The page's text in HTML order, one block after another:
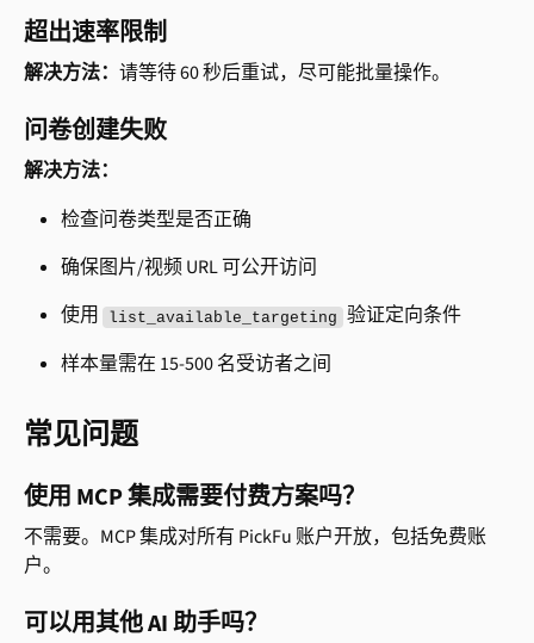
超出速率限制
解决方法： 请等待 60 秒后重试，尽可能批量操作。
问卷创建失败
解决方法：
检查问卷类型是否正确
确保图片/视频 URL 可公开访问
使用
list_available_targeting 验证定向条件
样本量需在 15-500 名受访者之间
常见问题
使用 MCP 集成需要付费方案吗？
不需要。MCP 集成对所有 PickFu 账户开放，包括免费账
户。
可以用其他 AI 助手吗？